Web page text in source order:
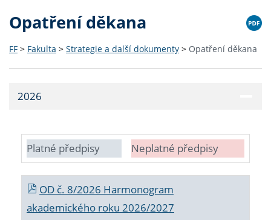
Opatření děkana
FF > Fakulta > Strategie a další dokumenty > Opatření děkana
2026
Platné předpisy Neplatné předpisy
OD č. 8/2026 Harmonogram
akademického roku 2026/2027